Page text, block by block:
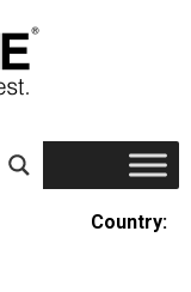
Country: